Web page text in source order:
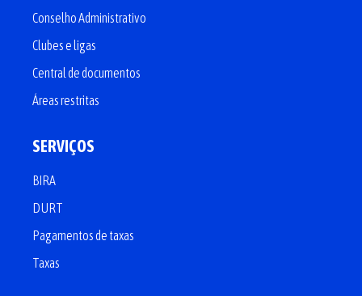
Conselho Administrativo
Clubes e ligas
Central de documentos
Áreas restritas
SERVIÇOS
BIRA
DURT
Pagamentos de taxas
Taxas